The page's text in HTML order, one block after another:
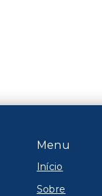
Menu
Início
Sobre